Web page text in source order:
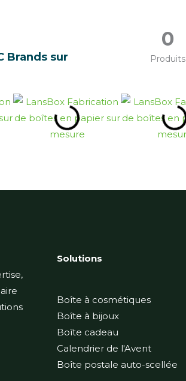
Brands sur Produits
0
Solutions
Boîte à cosmétiques
Boîte à bijoux
Boîte cadeau
Calendrier de l'Avent
Boîte postale auto-scellée